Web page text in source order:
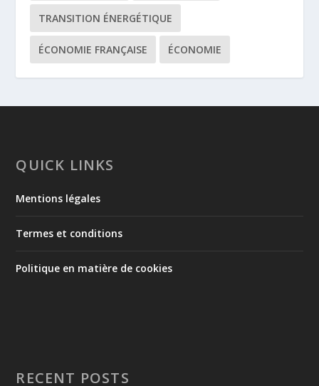
TRANSITION ÉNERGÉTIQUE
ÉCONOMIE FRANÇAISE ÉCONOMIE
QUICK LINKS
Mentions légales
Termes et conditions
Politique en matière de cookies
RECENT POSTS